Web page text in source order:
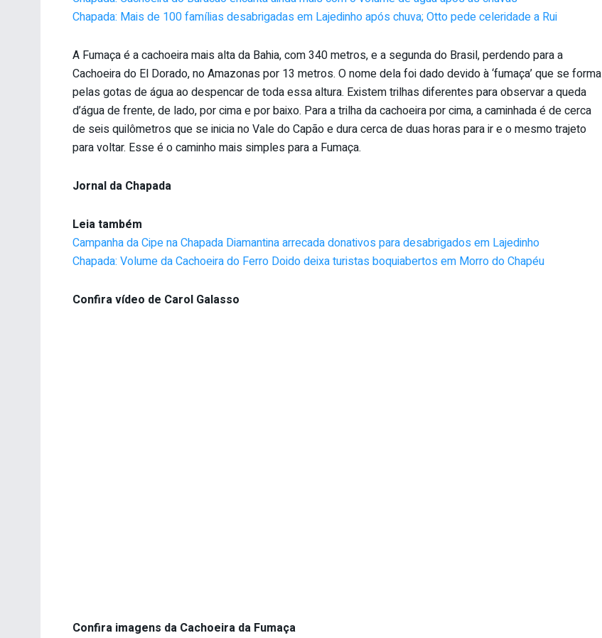
Chapada: Mais de 100 famílias desabrigadas em Lajedinho após chuva; Otto pede celeridade a Rui
A Fumaça é a cachoeira mais alta da Bahia, com 340 metros, e a segunda do Brasil, perdendo para a
Cachoeira do El Dorado, no Amazonas por 13 metros. O nome dela foi dado devido à ‘fumaça’ que se forma
pelas gotas de água ao despencar de toda essa altura. Existem trilhas diferentes para observar a queda
d’água de frente, de lado, por cima e por baixo. Para a trilha da cachoeira por cima, a caminhada é de cerca
de seis quilômetros que se inicia no Vale do Capão e dura cerca de duas horas para ir e o mesmo trajeto
para voltar. Esse é o caminho mais simples para a Fumaça.
Jornal da Chapada
Leia também
Campanha da Cipe na Chapada Diamantina arrecada donativos para desabrigados em Lajedinho
Chapada: Volume da Cachoeira do Ferro Doido deixa turistas boquiabertos em Morro do Chapéu
Confira vídeo de Carol Galasso
Confira imagens da Cachoeira da Fumaça